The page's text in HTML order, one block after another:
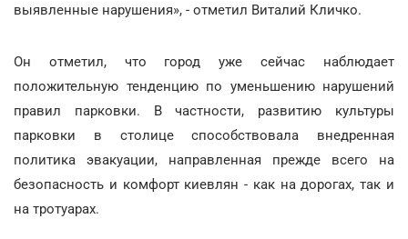
выявленные нарушения», - отметил Виталий Кличко.
Он отметил, что город уже сейчас наблюдает
положительную тенденцию по уменьшению нарушений
правил парковки. В частности, развитию культуры
парковки в столице способствовала внедренная
политика эвакуации, направленная прежде всего на
безопасность и комфорт киевлян - как на дорогах, так и
на тротуарах.